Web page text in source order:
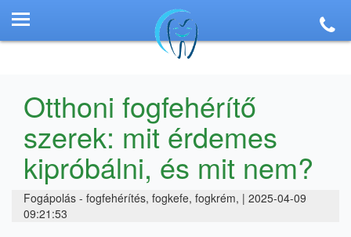
Otthoni fogfehérítő
szerek: mit érdemes
kipróbálni, és mit nem?
Fogápolás - fogfehérítés, fogkefe, fogkrém, | 2025-04-09
09:21:53